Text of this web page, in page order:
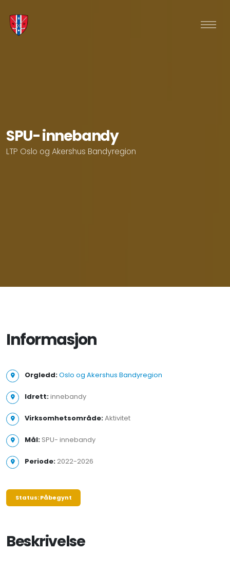
SPU- innebandy
LTP Oslo og Akershus Bandyregion
Informasjon
Orgledd:Oslo og Akershus Bandyregion
Idrett:innebandy
Virksomhetsområde:Aktivitet
Mål: SPU- innebandy
Periode:2022-2026
Status: Påbegynt
Beskrivelse